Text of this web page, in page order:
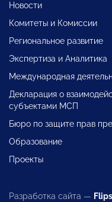
Новости
Комитеты и Комиссии
Региональное развитие
Экспертиза и Аналитика
Международная
Декларация о
субъектами МСП
Бюро по защите прав
Образование
Проекты
Разработка сайта — Flips